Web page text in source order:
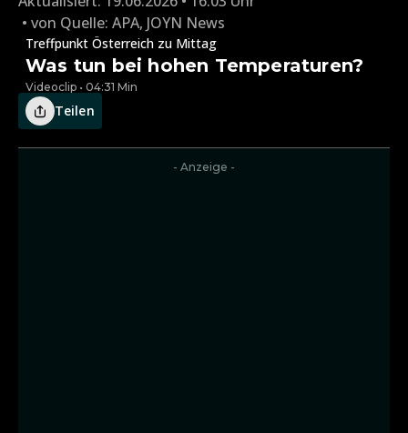
von Quelle: APA, JOYN News
Treffpunkt Österreich zu Mittag
Was tun bei hohen Temperaturen?
Videoclip • 04:31 Min
Teilen
- Anzeige -